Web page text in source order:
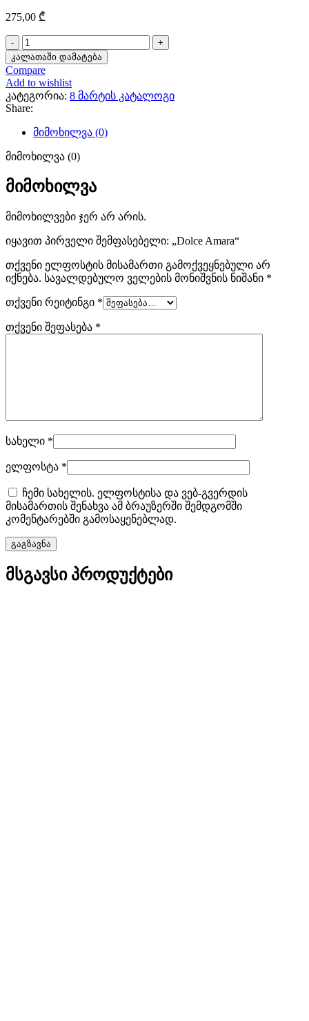
275,00 ₾
რაოდენობა:
Dolce
Amara
კალათაში დამატება
Compare
Add to wishlist
კატეგორია: 8 მარტის კატალოგი
Share:
მიმოხილვა (0)
მიმოხილვა (0)
მიმოხილვა
მიმოხილვები ჯერ არ არის.
იყავით პირველი შემფასებელი: „Dolce Amara“
თქვენი ელფოსტის მისამართი გამოქვეყნებული არ
იქნება. სავალდებულო ველების მონიშვნის ნიშანი *
თქვენი რეიტინგი *
თქვენი შეფასება *
სახელი *
ელფოსტა *
ჩემი სახელის. ელფოსტისა და ვებ-გვერდის
მისამართის შენახვა ამ ბრაუზერში შემდგომში
კომენტარებში გამოსაყენებლად.
მსგავსი პროდუქტები